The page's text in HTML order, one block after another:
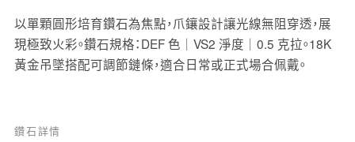
以單顆圓形培育鑽石為焦點，爪鑲設計讓光線無阻穿透，展
現極致火彩。鑽石規格：DEF 色｜VS2 淨度｜0.5 克拉。18K
黃金吊墜搭配可調節鏈條，適合日常或正式場合佩戴。
鑽石詳情